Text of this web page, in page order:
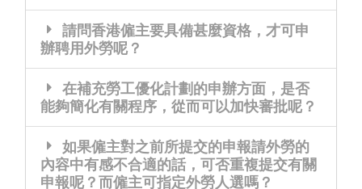
請問香港僱主要具備甚麼資格，才可申
辦聘用外勞呢？
在補充勞工優化計劃的申辦方面，是否
能夠簡化有關程序，從而可以加快審批呢？
如果僱主對之前所提交的申報請外勞的
內容中有感不合適的話，可否重複提交有關
申報呢？而僱主可指定外勞人選嗎？